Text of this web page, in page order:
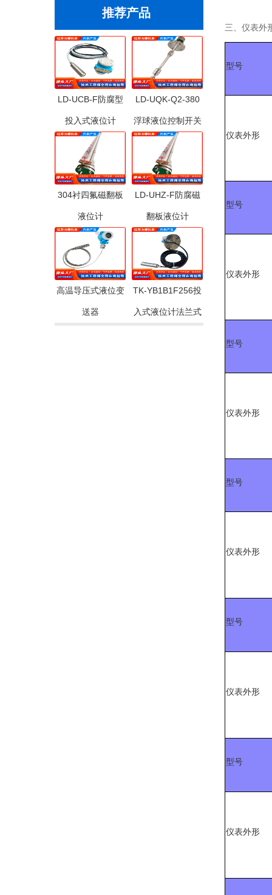
推荐产品
LD-UCB-F防腐型
投入式液位计
LD-UQK-Q2-380
浮球液位控制开关
304衬四氟磁翻板
液位计
LD-UHZ-F防腐磁
翻板液位计
高温导压式液位变
送器
TK-YB1B1F256投
入式液位计法兰式
三、仪表外
型号
仪表外形
型号
仪表外形
型号
仪表外形
型号
仪表外形
型号
仪表外形
型号
仪表外形